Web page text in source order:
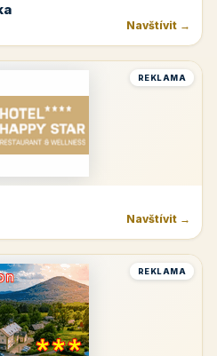
Navštívit →
REKLAMA
Navštívit →
REKLAMA